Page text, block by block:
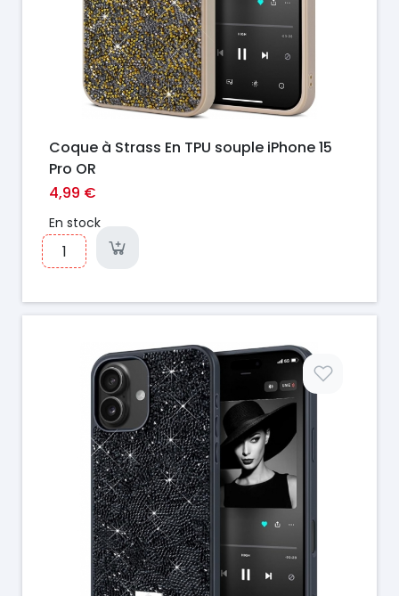
Coque à Strass En TPU souple iPhone 15
Pro OR
4,99 €
En stock